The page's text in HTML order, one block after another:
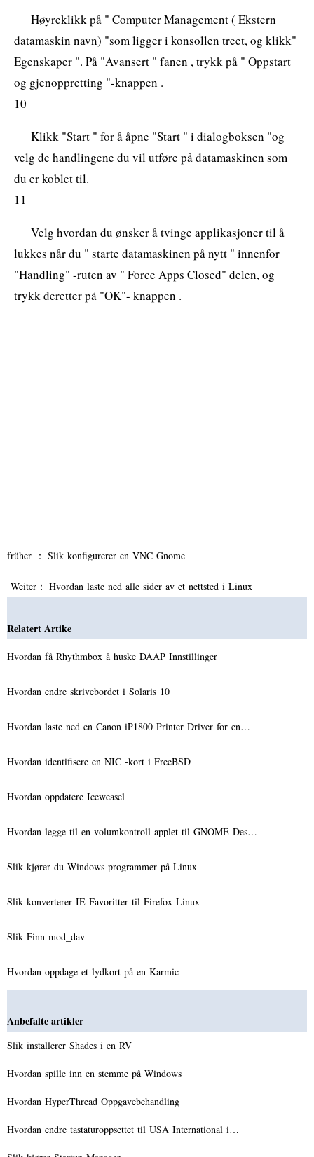
Høyreklikk på " Computer Management ( Ekstern
datamaskin navn) "som ligger i konsollen treet, og klikk"
Egenskaper ". På "Avansert " fanen , trykk på " Oppstart
og gjenoppretting "-knappen .
10
Klikk "Start " for å åpne "Start " i dialogboksen "og
velg de handlingene du vil utføre på datamaskinen som
du er koblet til.
11
Velg hvordan du ønsker å tvinge applikasjoner til å
lukkes når du " starte datamaskinen på nytt " innenfor
"Handling" -ruten av " Force Apps Closed" delen, og
trykk deretter på "OK"- knappen .
früher ： Slik konfigurerer en VNC Gnome
Weiter： Hvordan laste ned alle sider av et nettsted i Linux
Relatert Artike
Hvordan få Rhythmbox å huske DAAP Innstillinger
Hvordan endre skrivebordet i Solaris 10
Hvordan laste ned en Canon iP1800 Printer Driver for en…
Hvordan identifisere en NIC -kort i FreeBSD
Hvordan oppdatere Iceweasel
Hvordan legge til en volumkontroll applet til GNOME Des…
Slik kjører du Windows programmer på Linux
Slik konverterer IE Favoritter til Firefox Linux
Slik Finn mod_dav
Hvordan oppdage et lydkort på en Karmic
Anbefalte artikler
Slik installerer Shades i en RV
Hvordan spille inn en stemme på Windows
Hvordan HyperThread Oppgavebehandling
Hvordan endre tastaturoppsettet til USA International i…